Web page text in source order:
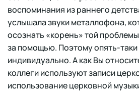
воспоминания из раннего
услышала звуки металлофона,
осознать «корень» той
за помощью. Поэтому опять-
индивидуально. А как Вы
коллеги используют записи
использование церковной